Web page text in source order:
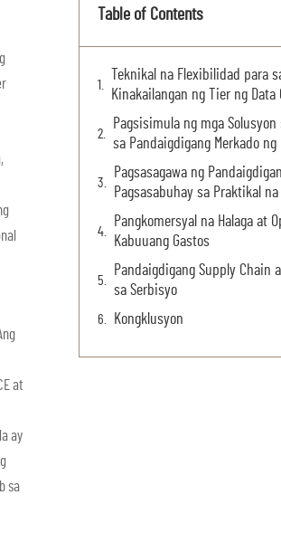
at
ay
sa
Table of Contents
Teknikal na Flexibilidad para
Kinakailangan ng Tier ng Data
Pagsisimula ng mga
sa Pandaigdigang Merkado ng
Pagsasagawa ng
Pagsasabuhay sa Praktikal
Pangkomersyal na Halaga at
Kabuuang Gastos
Pandaigdigang Supply Chain
sa Serbisyo
Kongklusyon